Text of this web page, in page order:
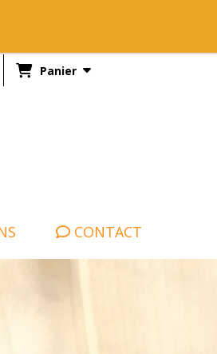
Panier
CONTACT